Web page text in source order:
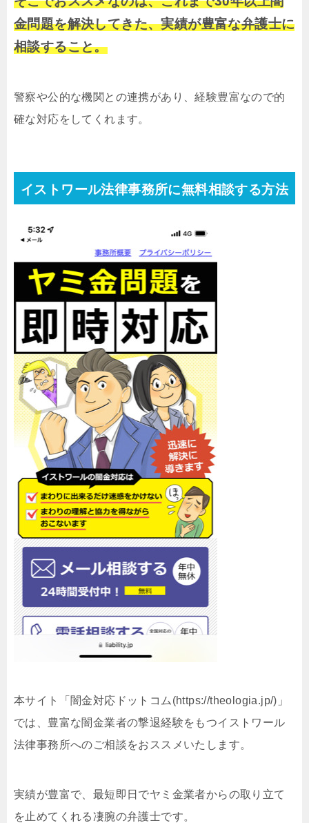
金問題を解決してきた、実績が豊富な弁護士に
相談すること。
警察や公的な機関との連携があり、経験豊富なので的
確な対応をしてくれます。
イストワール法律事務所に無料相談する方法
本サイト「闇金対応ドットコム(https://theologia.jp/)」
では、豊富な闇金業者の撃退経験をもつイストワール
法律事務所へのご相談をおススメいたします。
実績が豊富で、最短即日でヤミ金業者からの取り立て
を止めてくれる凄腕の弁護士です。